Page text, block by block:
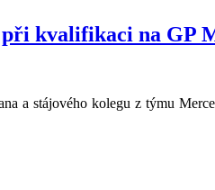
při kvalifikaci na GP
a stájového kolegu z týmu